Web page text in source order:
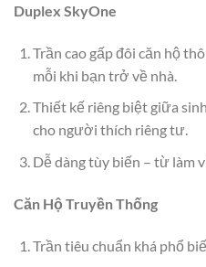
Duplex SkyOne
Trần cao gấp đôi căn hộ
mỗi khi bạn trở về nhà.
Thiết kế riêng biệt giữa
cho người thích riêng tư.
Dễ dàng tùy biến – từ làm
Căn Hộ Truyền Thống
Trần tiêu chuẩn khá phổ